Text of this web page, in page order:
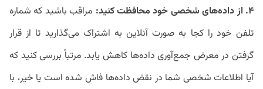
۴. از داده‌های شخصی خود محافظت کنید:
مراقب باشید که شماره
تلفن خود را کجا به صورت آنلاین به اشتراک می‌گذارید تا از قرار
گرفتن در معرض جمع‌آوری داده‌ها کاهش یابد. مرتباً بررسی کنید که
آیا اطلاعات شخصی شما در نقض داده‌ها فاش شده است یا خیر، با